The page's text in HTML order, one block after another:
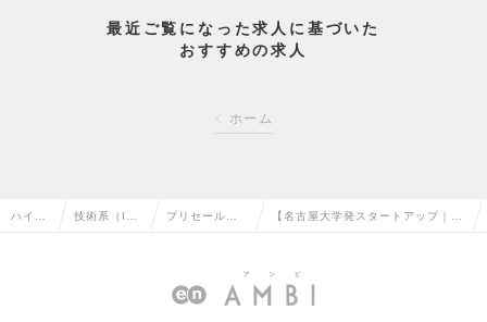
最近ご覧になった求人に基づいた
おすすめの求人
ホーム
ハイク 技術系（I プリセール
エンジニアの
【名古屋大学発スタートアップ｜技
現場の課題を解決の求人情報